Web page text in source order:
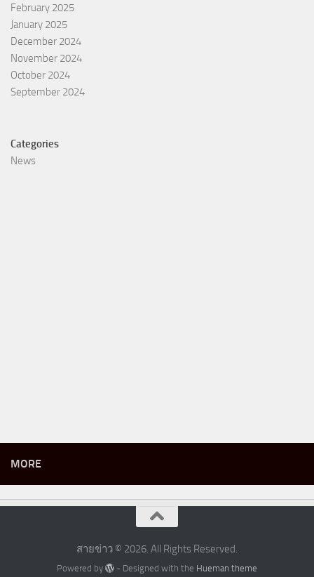
February 2025
January 2025
December 2024
November 2024
October 2024
September 2024
Categories
News
MORE
สายข่าว © 2026. All Rights Reserved.
Powered by - Designed with the Hueman theme